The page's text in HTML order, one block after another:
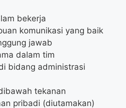
bekerja
komunikasi yang baik
jawab
dalam tim
bidang administrasi
tekanan
pribadi (diutamakan)